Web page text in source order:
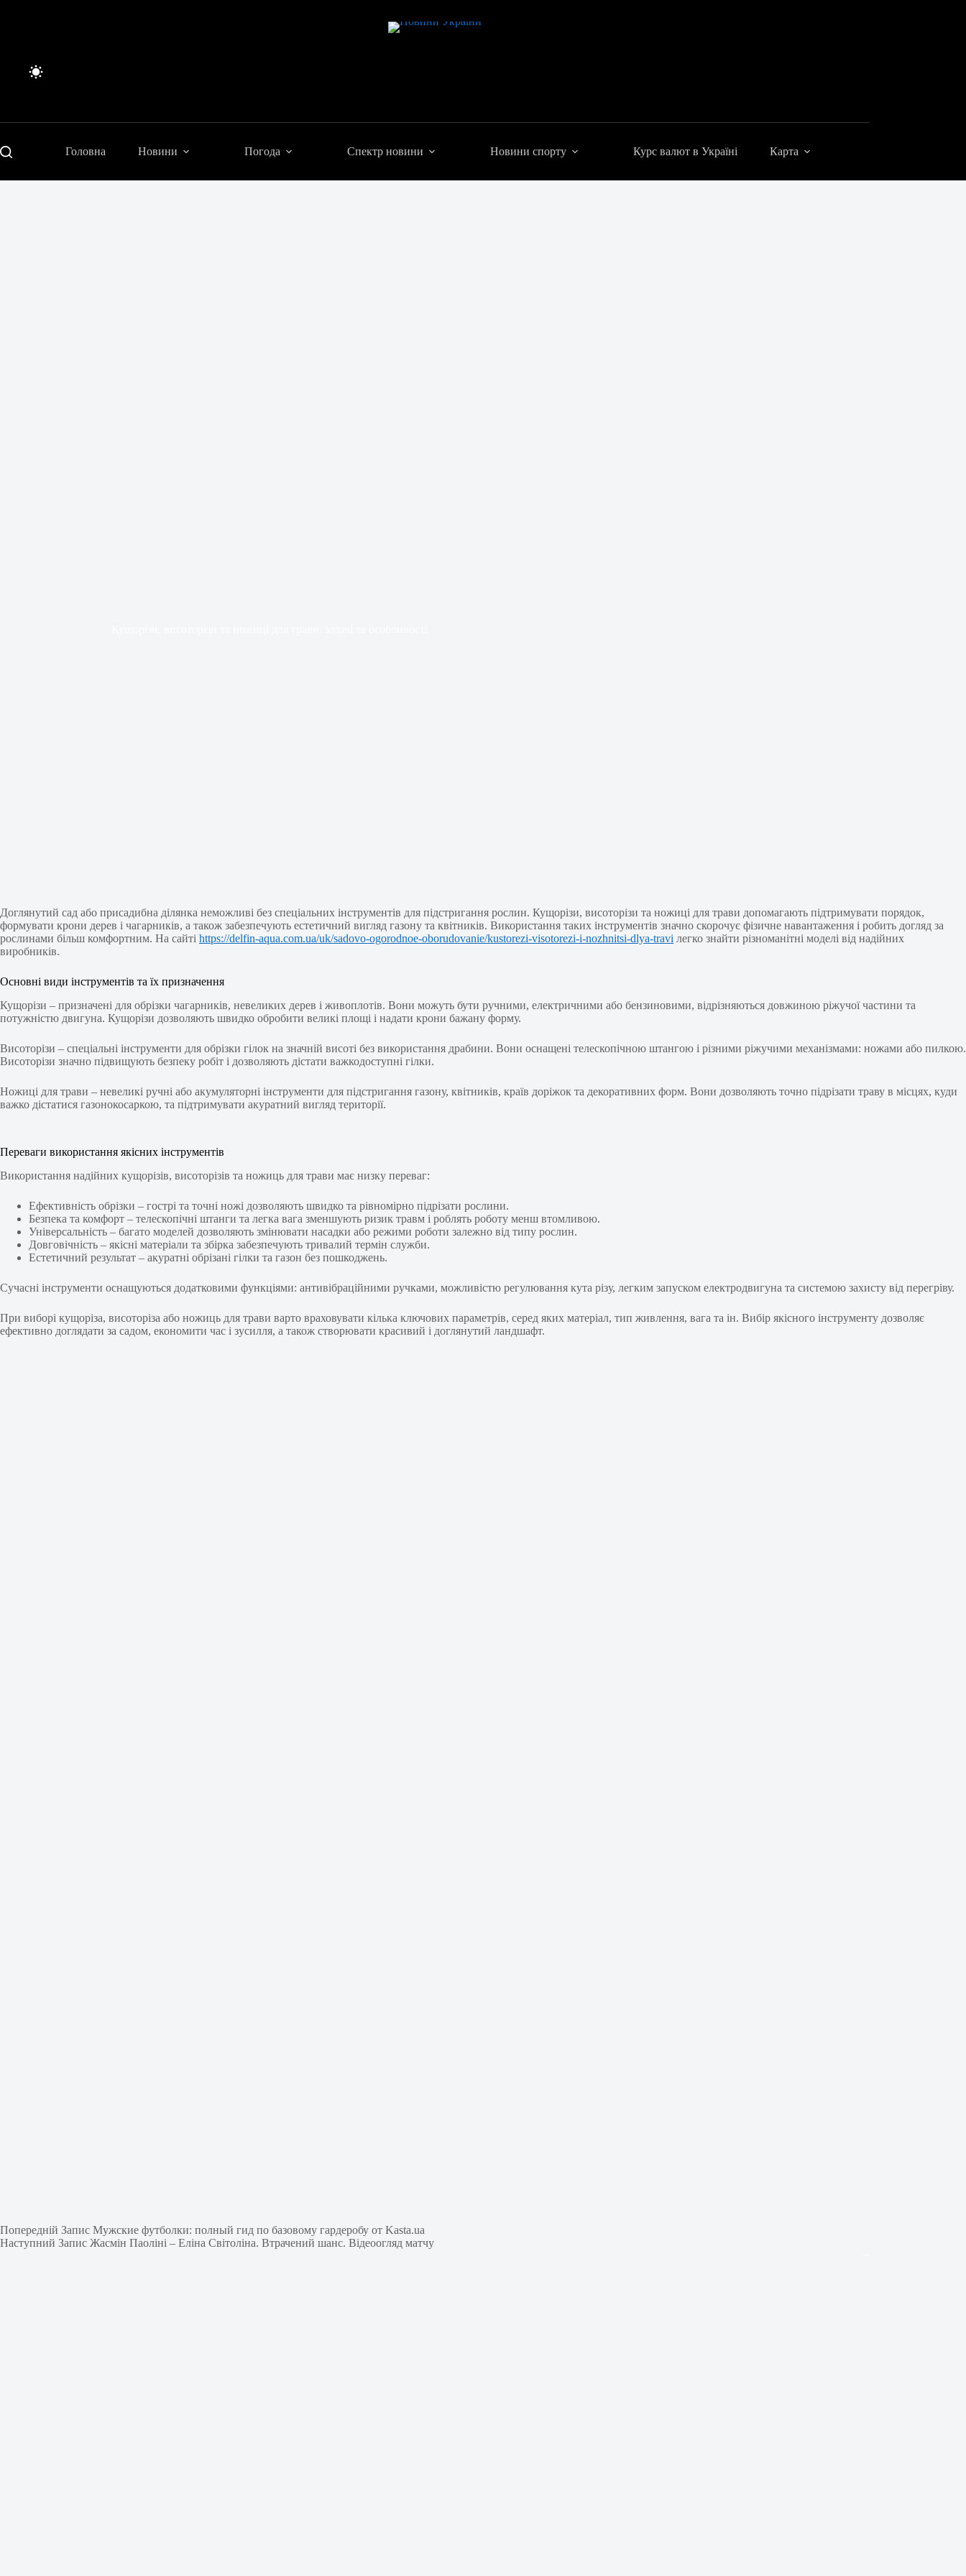
Головна Новини Погода Спектр новини Новини спорту Курс валют в Україні Карта
Доглянутий сад або присадибна ділянка неможливі без спеціальних інструментів для підстригання рослин. Кущорізи, висоторізи та ножиці для трави допомагають підтримувати порядок,
формувати крони дерев і чагарників, а також забезпечують естетичний вигляд газону та квітників. Використання таких інструментів значно скорочує фізичне навантаження і робить догляд за
рослинами більш комфортним. На сайті https://delfin-aqua.com.ua/uk/sadovo-ogorodnoe-oborudovanie/kustorezi-visotorezi-i-nozhnitsi-dlya-travi легко знайти різноманітні моделі від надійних
виробників.
Основні види інструментів та їх призначення
Кущорізи – призначені для обрізки чагарників, невеликих дерев і живоплотів. Вони можуть бути ручними, електричними або бензиновими, відрізняються довжиною ріжучої частини та
потужністю двигуна. Кущорізи дозволяють швидко обробити великі площі і надати крони бажану форму.
Висоторізи – спеціальні інструменти для обрізки гілок на значній висоті без використання драбини. Вони оснащені телескопічною штангою і різними ріжучими механізмами: ножами або пилкою.
Висоторізи значно підвищують безпеку робіт і дозволяють дістати важкодоступні гілки.
Ножиці для трави – невеликі ручні або акумуляторні інструменти для підстригання газону, квітників, країв доріжок та декоративних форм. Вони дозволяють точно підрізати траву в місцях, куди
важко дістатися газонокосаркою, та підтримувати акуратний вигляд території.
Переваги використання якісних інструментів
Використання надійних кущорізів, висоторізів та ножиць для трави має низку переваг:
Ефективність обрізки – гострі та точні ножі дозволяють швидко та рівномірно підрізати рослини.
Безпека та комфорт – телескопічні штанги та легка вага зменшують ризик травм і роблять роботу менш втомливою.
Універсальність – багато моделей дозволяють змінювати насадки або режими роботи залежно від типу рослин.
Довговічність – якісні матеріали та збірка забезпечують тривалий термін служби.
Естетичний результат – акуратні обрізані гілки та газон без пошкоджень.
Сучасні інструменти оснащуються додатковими функціями: антивібраційними ручками, можливістю регулювання кута різу, легким запуском електродвигуна та системою захисту від перегріву.
При виборі кущоріза, висоторіза або ножиць для трави варто враховувати кілька ключових параметрів, серед яких матеріал, тип живлення, вага та ін. Вибір якісного інструменту дозволяє
ефективно доглядати за садом, економити час і зусилля, а також створювати красивий і доглянутий ландшафт.
Попередній Запис Мужские футболки: полный гид по базовому гардеробу от Kasta.ua
Наступний Запис Жасмін Паоліні – Еліна Світоліна. Втрачений шанс. Відеоогляд матчу